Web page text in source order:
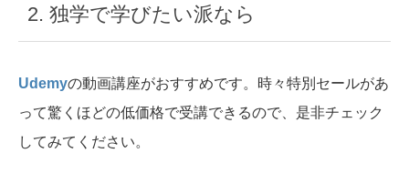
2. 独学で学びたい派なら
Udemyの動画講座がおすすめです。時々特別セールがあ
って驚くほどの低価格で受講できるので、是非チェック
してみてください。